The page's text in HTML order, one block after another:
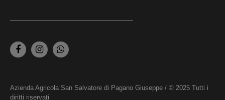
Azienda Agricola San Salvatore di Pagano Giuseppe / © 2025 Tutti i
diritti riservati